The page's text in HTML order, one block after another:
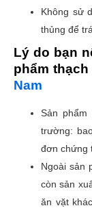
Không sử
thủng để
Lý do bạn
phẩm
Nam
Sản
trường:
đơn chứng
Ngoài sản
còn sản
ăn vặt